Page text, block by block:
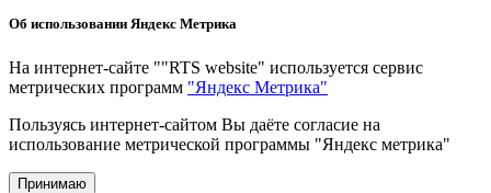
Об использовании Яндекс Метрика
На интернет-сайте ""RTS website" используется сервис
метрических программ "Яндекс Метрика"
Пользуясь интернет-сайтом Вы даёте согласие на
использование метрической программы "Яндекс метрика"
Принимаю